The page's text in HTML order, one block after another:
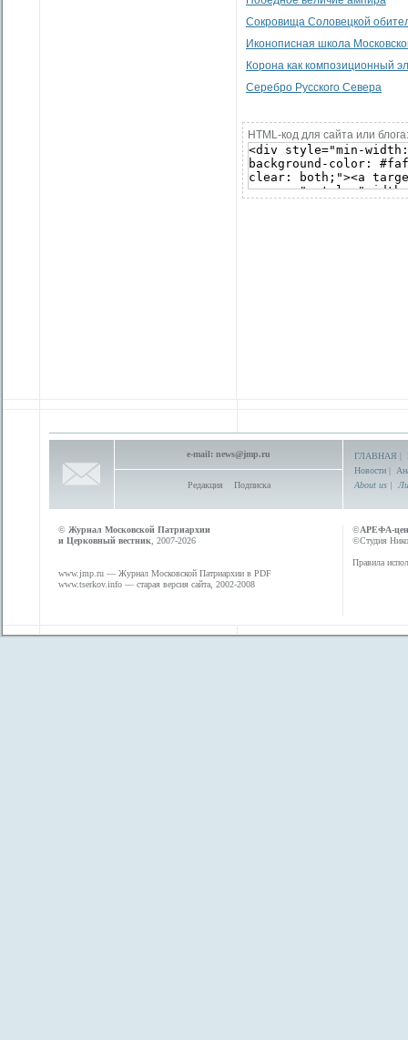
Сокровища Соловецкой
Иконописная школа
Корона как композиционный
Серебро Русского Севера
HTML-код для сайта или блога:
e-mail: news@jmp.ru
Редакция Подписка
ГЛАВНАЯ |
Новости |
About us |
© Журнал Московской Патриархии
и Церковный вестник , 2007-2026
www.jmp.ru — Журнал Московской Патриархии в PDF
www.tserkov.info — старая версия сайта, 2002-2008
©АРЕФА-
©Студия
Правила